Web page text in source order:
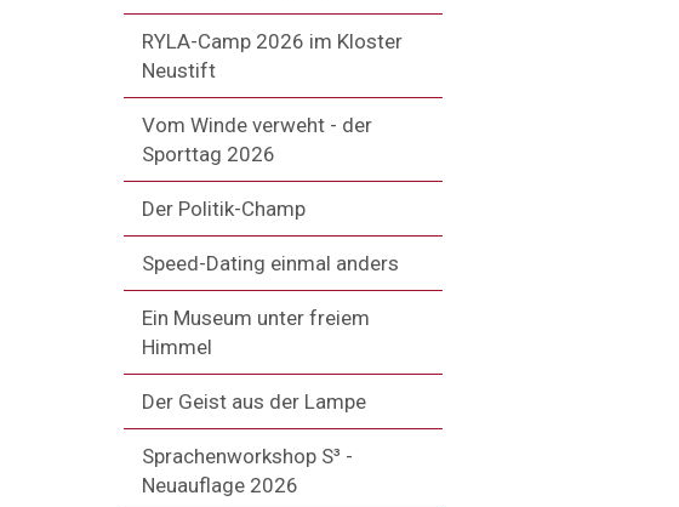
RYLA-Camp 2026 im Kloster
Neustift
Vom Winde verweht - der
Sporttag 2026
Der Politik-Champ
Speed-Dating einmal anders
Ein Museum unter freiem
Himmel
Der Geist aus der Lampe
Sprachenworkshop S³ -
Neuauflage 2026